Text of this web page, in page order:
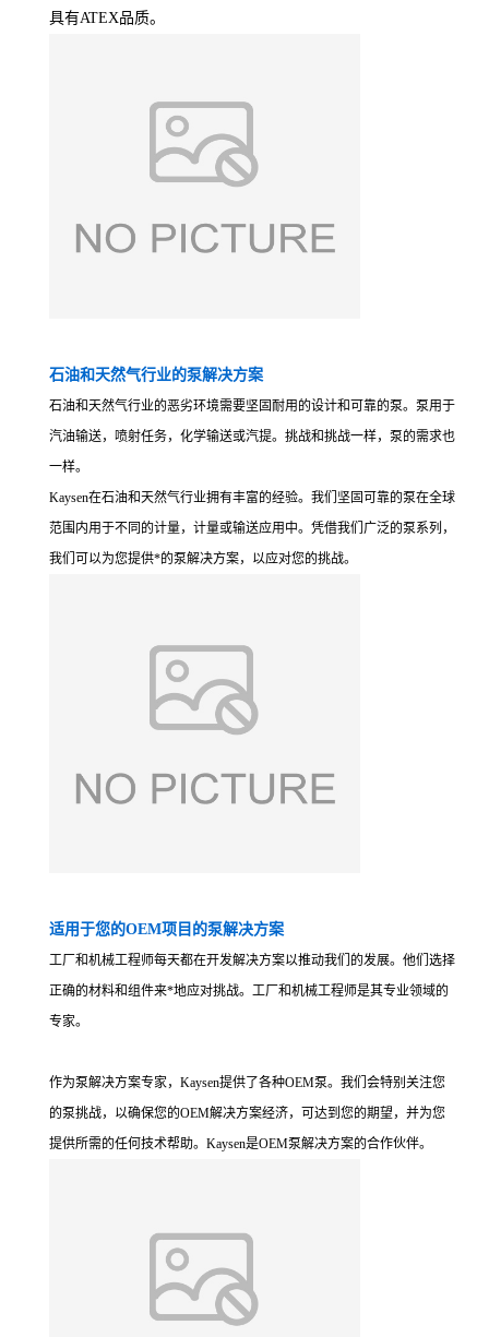
具有ATEX品质。
石油和天然气行业的泵解决方案
石油和天然气行业的恶劣环境需要坚固耐用的设计和可靠的泵。泵用于
汽油输送，喷射任务，化学输送或汽提。挑战和挑战一样，泵的需求也
一样。
Kaysen在石油和天然气行业拥有丰富的经验。我们坚固可靠的泵在全球
范围内用于不同的计量，计量或输送应用中。凭借我们广泛的泵系列，
我们可以为您提供*的泵解决方案，以应对您的挑战。
适用于您的OEM项目的泵解决方案
工厂和机械工程师每天都在开发解决方案以推动我们的发展。他们选择
正确的材料和组件来*地应对挑战。工厂和机械工程师是其专业领域的
专家。
作为泵解决方案专家，Kaysen提供了各种OEM泵。我们会特别关注您
的泵挑战，以确保您的OEM解决方案经济，可达到您的期望，并为您
提供所需的任何技术帮助。Kaysen是OEM泵解决方案的合作伙伴。